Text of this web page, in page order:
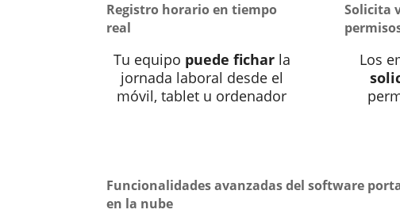
Registro horario en tiempo
real
Tu equipo puede ficharla
jornada laboral desde el
móvil, tablet u ordenador
Solicita
Los
Funcionalidades avanzadas del software
en la nube